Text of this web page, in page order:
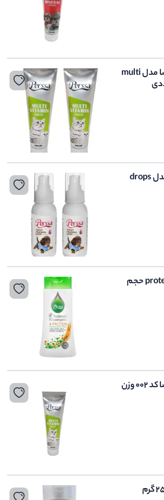
خمیر مولتی ویتامین گربه پرسا مدل multi
قطره تعلیم ادرار سگ پرسا مدل drops
شامپو حیوانات پرسا مدل protein حجم
خمیر مولتی ویتامین گربه پرسا کد 002 وزن